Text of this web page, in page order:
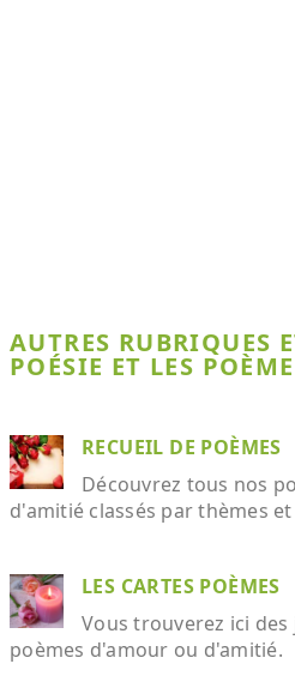
AUTRES RUBRIQUES
POÉSIE ET LES
RECUEIL DE POÈMES
Découvrez tous nos
d'amitié classés par thèmes
LES CARTES POÈMES
Vous trouverez ici
poèmes d'amour ou d'amitié.